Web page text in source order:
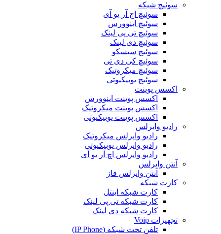
سوئیچ شبکه
سوئیچ اچ آر یو آی
سوئیچ اینوورس
سوئیچ تی پی لینک
سوئیچ دی لینک
سوئیچ سیسکو
سوئیچ کی دی تی
سوئیچ میکروتیک
سوئیچ یوبیکیوتی
اکسس پوینت
اکسس پوینت اینوورس
اکسس پوینت میکروتیک
اکسس پوینت یوبیکیوتی
رادیو وایرلس
رادیو وایرلس میکروتیک
رادیو وایرلس یوبیکیوتی
رادیو وایرلس اچ آر یو آی
آنتن وایرلس
آنتن وایرلس فاز
کارت شبکه
کارت شبکه اینتل
کارت شبکه تی پی لینک
کارت شبکه دی لینک
تجهیزات Voip
تلفن تحت شبکه (IP Phone)